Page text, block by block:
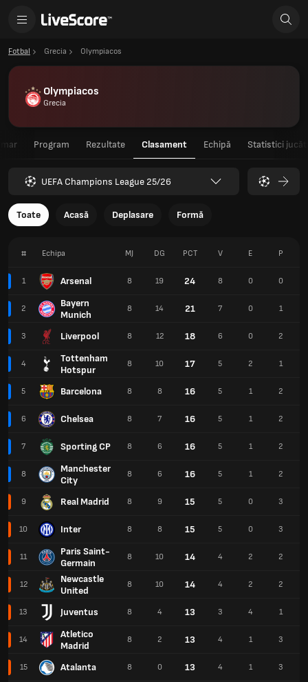
Fotbal Grecia Olympiacos
Olympiacos
Grecia
Program Rezultate Clasament Echipă Statistici
UEFA Champions League 25/26
Toate Acasă Deplasare Formă
# Echipa
1 Arsenal
2
Bayern
Munich
3 Liverpool
4
Tottenham
Hotspur
5 Barcelona
6 Chelsea
7 Sporting CP
8
Manchester
City
9 Real Madrid
10 Inter
11
Paris Saint-
Germain
12
Newcastle
United
13 Juventus
14
Atletico
Madrid
15 Atalanta
MJ DG PCT V E P
8 19 24 8 0 0
8 14 21 7 0 1
8 12 18 6 0 2
8 10 17 5 2 1
8 8 16 5 1 2
8 7 16 5 1 2
8 6 16 5 1 2
8 6 16 5 1 2
8 9 15 5 0 3
8 8 15 5 0 3
8 10 14 4 2 2
8 10 14 4 2 2
8 4 13 3 4 1
8 2 13 4 1 3
8 0 13 4 1 3